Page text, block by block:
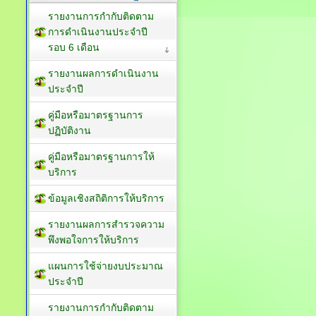
รายงานการกำกับติดตาม
การดำเนินงานประจำปี
รอบ 6 เดือน
รายงานผลการดำเนินงาน
ประจำปี
คู่มือหรือมาตรฐานการ
ปฏิบัติงาน
คู่มือหรือมาตรฐานการให้
บริการ
ข้อมูลเชิงสถิติการให้บริการ
รายงานผลการสำรวจความ
พึงพอใจการให้บริการ
แผนการใช้จ่ายงบประมาณ
ประจำปี
รายงานการกำกับติดตาม